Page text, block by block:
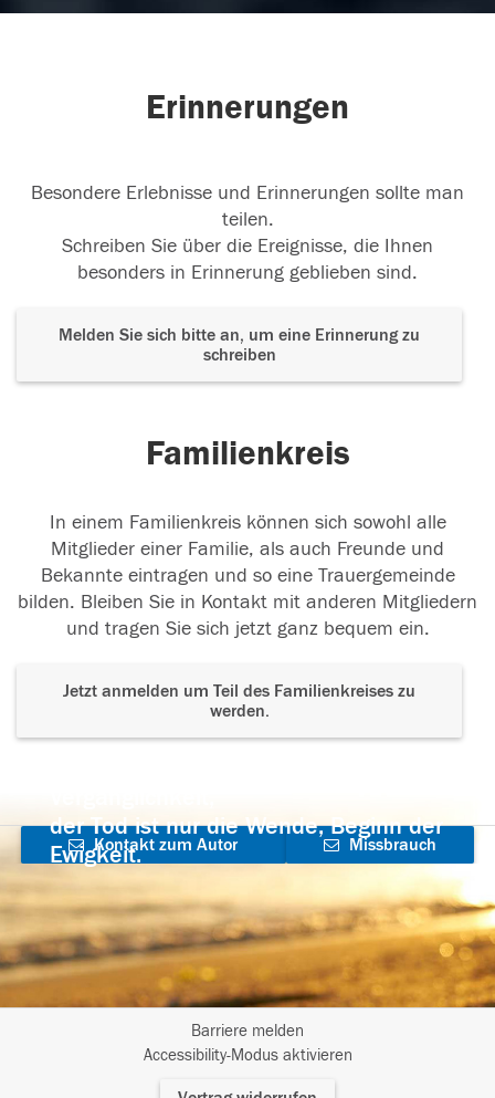
Erinnerungen
Besondere Erlebnisse und Erinnerungen sollte man
teilen.
Schreiben Sie über die Ereignisse, die Ihnen
besonders in Erinnerung geblieben sind.
Melden Sie sich bitte an, um eine Erinnerung zu
schreiben
Familienkreis
In einem Familienkreis können sich sowohl alle
Mitglieder einer Familie, als auch Freunde und
Bekannte eintragen und so eine Trauergemeinde
bilden. Bleiben Sie in Kontakt mit anderen Mitgliedern
und tragen Sie sich jetzt ganz bequem ein.
Jetzt anmelden um Teil des Familienkreises zu
werden.
der Tod ist nur die Wende, Beginn der
Ewigkeit.
Kontakt zum Autor
aufnehmen
Missbrauch
Barriere melden
Accessibility-Modus aktivieren